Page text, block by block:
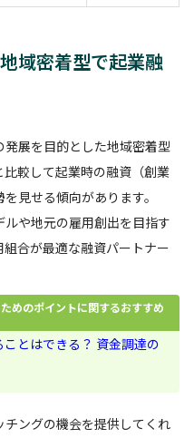
域密着型で起業融
展を目的とした地域密着型
較して起業時の融資（創業
見せる傾向があります。
や地元の雇用創出を目指す
合が最適な融資パートナー
めのポイントに関するおすすめ
とはできる？ 資金調達の
ングの機会を提供してくれ